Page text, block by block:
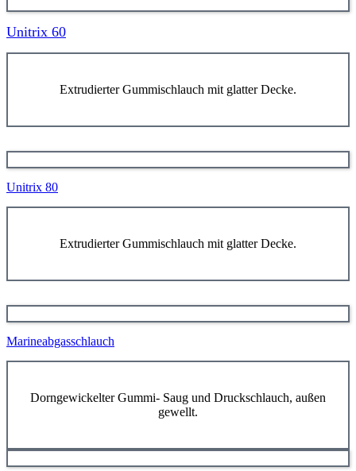
Unitrix 60
Extrudierter Gummischlauch mit glatter Decke.
Unitrix 80
Extrudierter Gummischlauch mit glatter Decke.
Marineabgasschlauch
Dorngewickelter Gummi- Saug und Druckschlauch, außen
gewellt.